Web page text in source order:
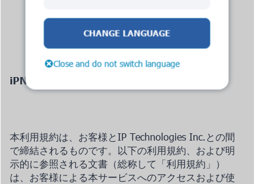
iPNOTEへようこそ！
本利用規約は、お客様とIP Technologies Inc.との間
で締結されるものです。以下の利用規約、および明
示的に参照される文書（総称して「利用規約」）
は、お客様による本サービスへのアクセスおよび使
CHANGE LANGUAGE
Close and do not switch language